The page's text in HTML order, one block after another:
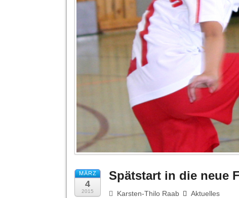
MÄRZ
4
2015
Spätstart in die neue
Karsten-Thilo Raab Aktuelles